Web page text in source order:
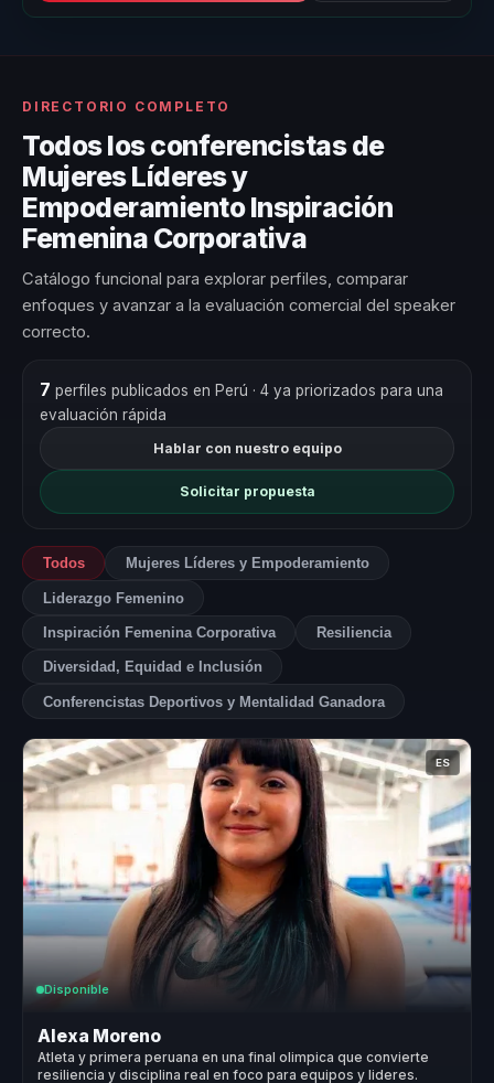
DIRECTORIO COMPLETO
Todos los conferencistas de
Mujeres Líderes y
Empoderamiento Inspiración
Femenina Corporativa
Catálogo funcional para explorar perfiles, comparar
enfoques y avanzar a la evaluación comercial del speaker
correcto.
7 perfiles publicados en Perú · 4 ya priorizados para una
evaluación rápida
Hablar con nuestro equipo
Solicitar propuesta
Todos Mujeres Líderes y Empoderamiento
Liderazgo Femenino
Inspiración Femenina Corporativa Resiliencia
Diversidad, Equidad e Inclusión
Conferencistas Deportivos y Mentalidad Ganadora
ES
Disponible
Alexa Moreno
Atleta y primera peruana en una final olimpica que convierte
resiliencia y disciplina real en foco para equipos y lideres.